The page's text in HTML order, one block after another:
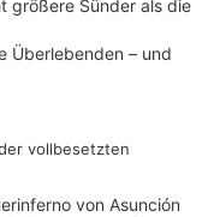
größere Sünder als die
Überlebenden – und
vollbesetzten
von Asunción